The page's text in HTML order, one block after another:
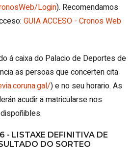
Login). Recomendamos
GUIA ACCESO - Cronos Web
á caixa do Palacio de Deportes de
as persoas que concerten cita
) e no seu horario. As
acudir a matricularse nos
- LISTAXE DEFINITIVA DE
DO SORTEO